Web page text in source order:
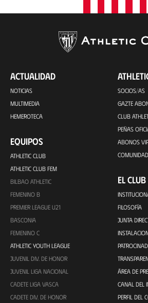
ACTUALIDAD
NOTICIAS
MULTIMEDIA
HEMEROTECA
EQUIPOS
ATHLETIC CLUB
ATHLETIC CLUB FEM
BILBAO ATHLETIC
FEMENINO B
PREMIER LEAGUE U21
BASCONIA
FEMENINO C
ATHLETIC YOUTH LEAGUE
JUVENIL DIV. DE HONOR
JUVENIL LIGA NACIONAL
CADETE LIGA VASCA
CADETE DIV. DE HONOR
SOCIOS/AS
GAZTE
CLUB
PEÑAS
ABONOS
COMUNIDAD
EL CLUB
FILOSOFÍA
JUNTA
ÁREA DE
CANAL DEL
PERFIL DEL